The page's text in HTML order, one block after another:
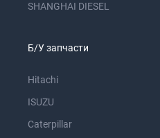
SHANGHAI DIESEL
Б/У запчасти
Hitachi
ISUZU
Caterpillar